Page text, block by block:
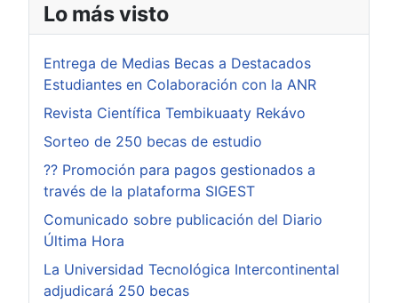
Lo más visto
Entrega de Medias Becas a Destacados
Estudiantes en Colaboración con la ANR
Revista Científica Tembikuaaty Rekávo
Sorteo de 250 becas de estudio
?? Promoción para pagos gestionados a
través de la plataforma SIGEST
Comunicado sobre publicación del Diario
Última Hora
La Universidad Tecnológica Intercontinental
adjudicará 250 becas